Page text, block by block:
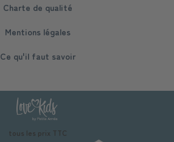
Charte de qualité
Mentions légales
Ce qu'il faut savoir
tous les prix TTC